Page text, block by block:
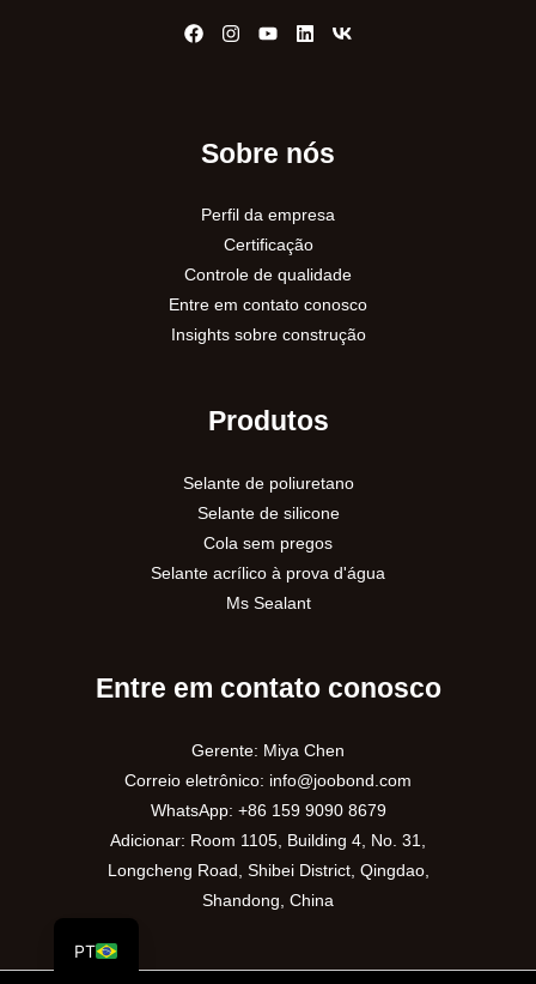
Sobre nós
Perfil da empresa
Certificação
Controle de qualidade
Entre em contato conosco
Insights sobre construção
Produtos
Selante de poliuretano
Selante de silicone
Cola sem pregos
Selante acrílico à prova d'água
Ms Sealant
Entre em contato conosco
Gerente: Miya Chen
Correio eletrônico: info@joobond.com
WhatsApp: +86 159 9090 8679
Adicionar: Room 1105, Building 4, No. 31,
Longcheng Road, Shibei District, Qingdao,
Shandong, China
PT